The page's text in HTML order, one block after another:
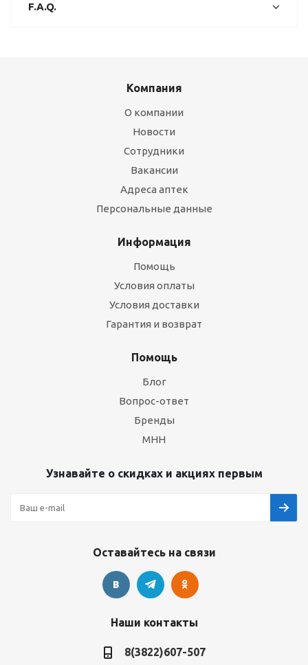
F.A.Q.
Компания
О компании
Новости
Сотрудники
Вакансии
Адреса аптек
Персональные данные
Информация
Помощь
Условия оплаты
Условия доставки
Гарантия и возврат
Помощь
Блог
Вопрос-ответ
Бренды
МНН
Узнавайте о скидках и акциях первым
Оставайтесь на связи
Наши контакты
8(3822)607-507